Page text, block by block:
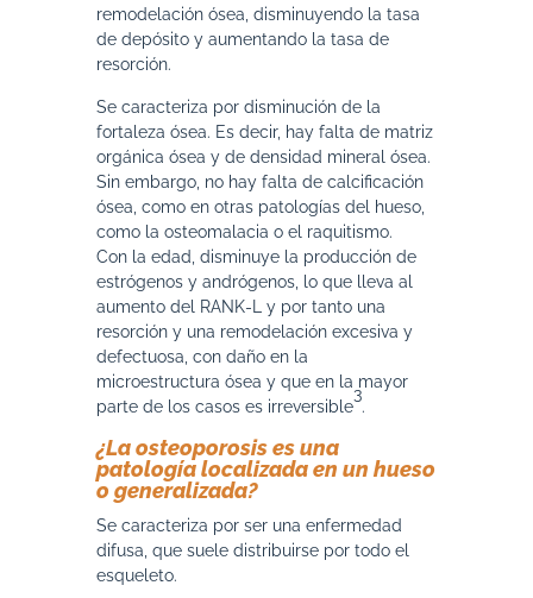
remodelación ósea, disminuyendo la tasa
de depósito y aumentando la tasa de
resorción.
Se caracteriza por disminución de la
fortaleza ósea. Es decir, hay falta de matriz
orgánica ósea y de densidad mineral ósea.
Sin embargo, no hay falta de calcificación
ósea, como en otras patologías del hueso,
como la osteomalacia o el raquitismo.
Con la edad, disminuye la producción de
estrógenos y andrógenos, lo que lleva al
aumento del RANK-L y por tanto una
resorción y una remodelación excesiva y
defectuosa, con daño en la
microestructura ósea y que en la mayor
parte de los casos es irreversible
3
.
¿La osteoporosis es una
patología localizada en un hueso
o generalizada?
Se caracteriza por ser una enfermedad
difusa, que suele distribuirse por todo el
esqueleto.